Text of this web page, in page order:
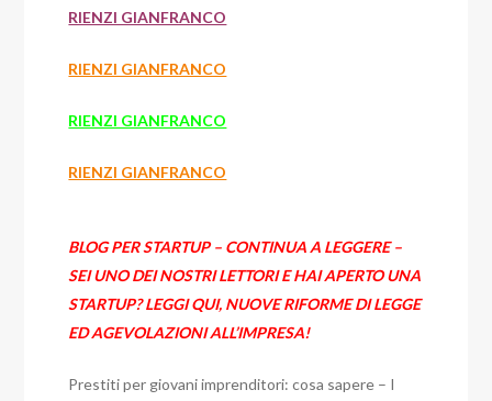
RIENZI GIANFRANCO
RIENZI GIANFRANCO
RIENZI GIANFRANCO
RIENZI GIANFRANCO
BLOG PER STARTUP – CONTINUA A LEGGERE –
SEI UNO DEI NOSTRI LETTORI E HAI APERTO UNA
STARTUP? LEGGI QUI, NUOVE RIFORME DI LEGGE
ED AGEVOLAZIONI ALL’IMPRESA!
Prestiti per giovani imprenditori: cosa sapere – I